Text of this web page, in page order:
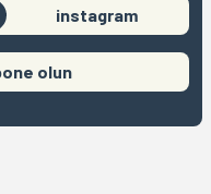
instagram
olun